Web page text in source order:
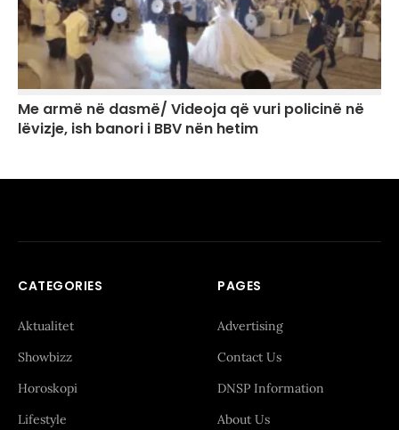
Me armë në dasmë/ Videoja që vuri policinë në
lëvizje, ish banori i BBV nën hetim
CATEGORIES
Aktualitet
Showbizz
Horoskopi
Lifestyle
PAGES
Advertising
Contact Us
DNSP Information
About Us